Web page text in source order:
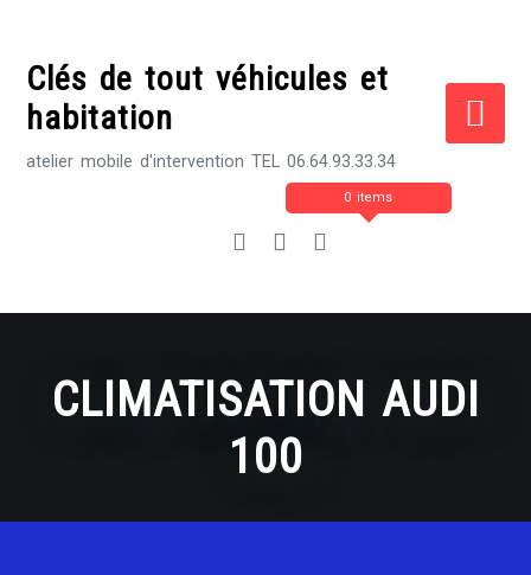
contentClés de tout véhicules et
habitation
atelier mobile d'intervention TEL 06.64.93.33.34
0 items
CLIMATISATION AUDI
100